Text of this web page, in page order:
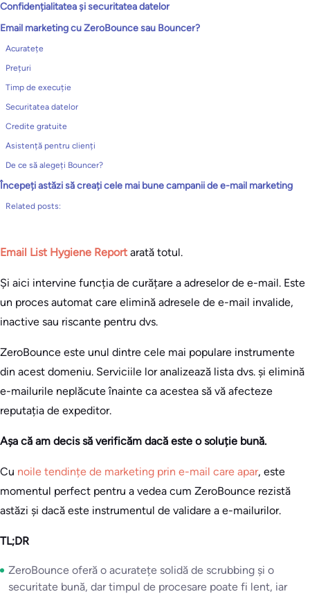
Confidențialitatea și securitatea datelor
Email marketing cu ZeroBounce sau Bouncer?
Acuratețe
Prețuri
Timp de execuție
Securitatea datelor
Credite gratuite
Asistență pentru clienți
De ce să alegeți Bouncer?
Începeți astăzi să creați cele mai bune campanii de e-mail marketing
Related posts:
Email List Hygiene Report arată totul.
Și aici intervine funcția de curățare a adreselor de e-mail. Este
un proces automat care elimină adresele de e-mail invalide,
inactive sau riscante pentru dvs.
ZeroBounce este unul dintre cele mai populare instrumente
din acest domeniu. Serviciile lor analizează lista dvs. și elimină
e-mailurile neplăcute înainte ca acestea să vă afecteze
reputația de expeditor.
Așa că am decis să verificăm dacă este o soluție bună.
Cu noile tendințe de marketing prin e-mail care apar, este
momentul perfect pentru a vedea cum ZeroBounce rezistă
astăzi și dacă este instrumentul de validare a e-mailurilor.
TL;DR
ZeroBounce oferă o acuratețe solidă de scrubbing și o
securitate bună, dar timpul de procesare poate fi lent, iar